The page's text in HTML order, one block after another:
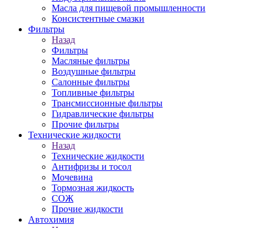
Масла для пищевой промышленности
Консистентные смазки
Фильтры
Назад
Фильтры
Масляные фильтры
Воздушные фильтры
Салонные фильтры
Топливные фильтры
Трансмиссионные фильтры
Гидравлические фильтры
Прочие фильтры
Технические жидкости
Назад
Технические жидкости
Антифризы и тосол
Мочевина
Тормозная жидкость
СОЖ
Прочие жидкости
Автохимия